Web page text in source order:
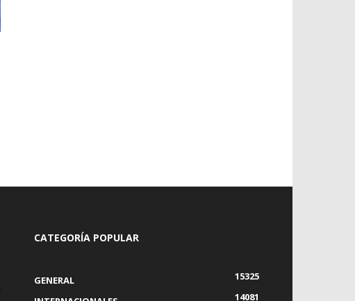
CATEGORÍA POPULAR
GENERAL
15325
14081